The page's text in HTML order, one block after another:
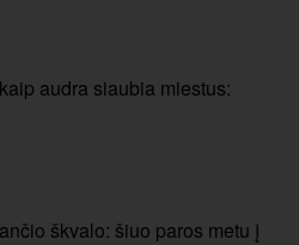
audra siaubia miestus:
škvalo: šiuo paros metu į